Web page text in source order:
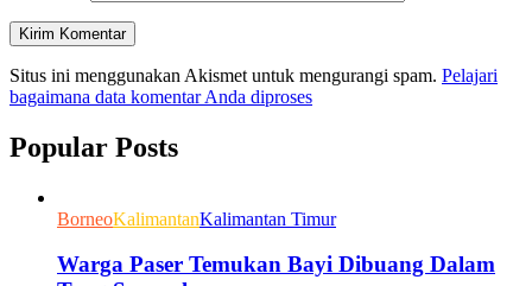
Situs ini menggunakan Akismet untuk mengurangi spam. Pelajari
bagaimana data komentar Anda diproses
Popular Posts
BorneoKalimantanKalimantan Timur
Warga Paser Temukan Bayi Dibuang Dalam